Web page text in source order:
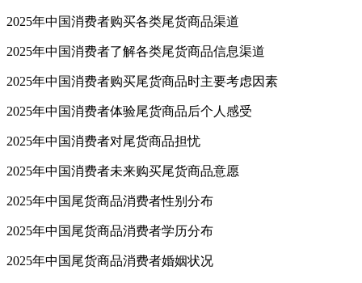
2025年中国消费者购买各类尾货商品渠道
2025年中国消费者了解各类尾货商品信息渠道
2025年中国消费者购买尾货商品时主要考虑因素
2025年中国消费者体验尾货商品后个人感受
2025年中国消费者对尾货商品担忧
2025年中国消费者未来购买尾货商品意愿
2025年中国尾货商品消费者性别分布
2025年中国尾货商品消费者学历分布
2025年中国尾货商品消费者婚姻状况